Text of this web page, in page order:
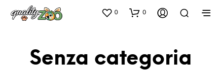
0 0
Senza categoria